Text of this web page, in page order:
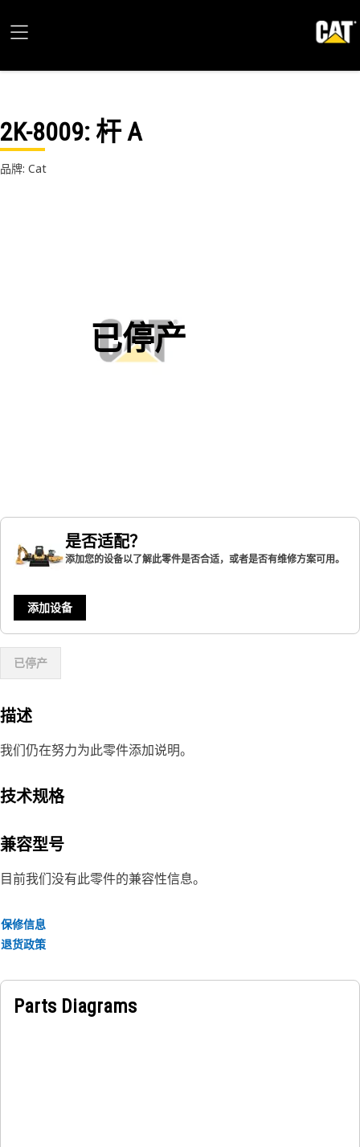
2K-8009: 杆 A
品牌: Cat
已停产
是否适配？
添加您的设备以了解此零件是否合适，或者是否有维修方案可用。
添加设备
已停产
描述
我们仍在努力为此零件添加说明。
技术规格
兼容型号
目前我们没有此零件的兼容性信息。
保修信息
退货政策
Parts Diagrams